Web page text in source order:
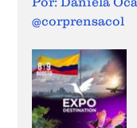
@corprensacol